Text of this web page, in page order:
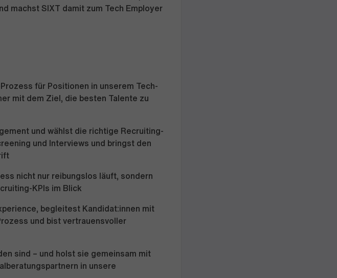
machst SIXT damit zum Tech Employer
für Positionen in unserem Tech-
mit dem Ziel, die besten Talente zu
und wählst die richtige Recruiting-
und Interviews und bringst den
nicht nur reibungslos läuft, sondern
KPIs im Blick
begleitest Kandidat:innen mit
und bist vertrauensvoller
sind – und holst sie gemeinsam mit
in unsere